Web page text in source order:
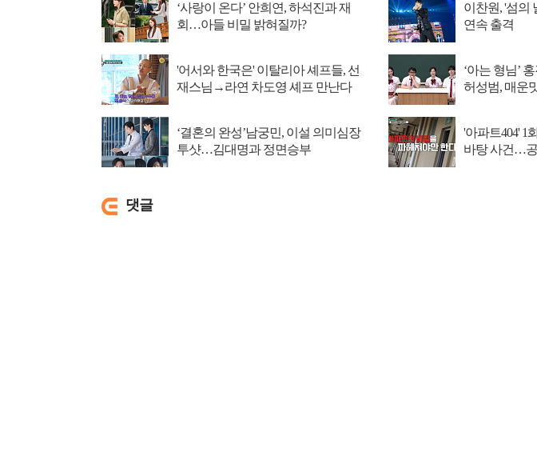
‘사랑이 온다’ 안희연, 하석진과 재
회…아들 비밀 밝혀질까?
이찬원, '섬의
연속 출격
'어서와 한국은' 이탈리아 셰프들, 선
재스님→라연 차도영 셰프 만난다
‘아는 형님’
허성범, 매운
‘결혼의 완성’남궁민, 이설 의미심장
투샷…김대명과 정면승부
'아파트404' 1
바탕 사건…
댓글